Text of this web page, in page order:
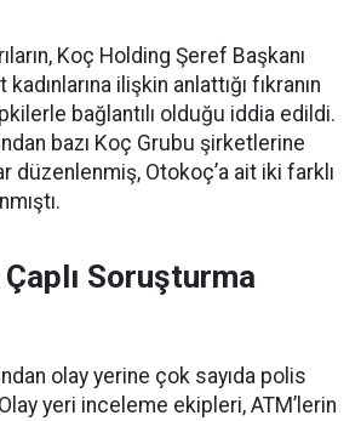
Koç Holding Şeref Başkanı
ilişkin anlattığı fıkranın
bağlantılı olduğu iddia edildi.
bazı Koç Grubu şirketlerine
düzenlenmiş, Otokoç’a ait iki farklı
Soruşturma
olay yerine çok sayıda polis
yeri inceleme ekipleri, ATM’lerin